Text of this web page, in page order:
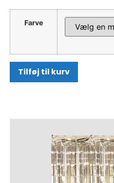
Farve
Tilføj til kurv